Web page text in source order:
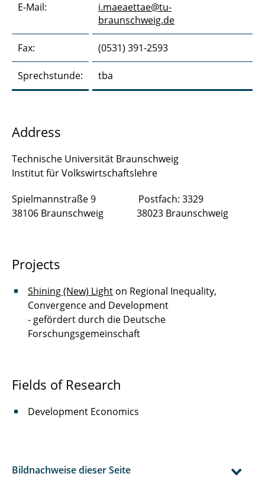
E-Mail:
i.maeaettae@tu-
braunschweig.de
Fax: (0531) 391-2593
Sprechstunde: tba
Address
Technische Universität Braunschweig
Institut für Volkswirtschaftslehre
Spielmannstraße 9 Postfach: 3329
38106 Braunschweig 38023 Braunschweig
Projects
Shining (New) Light on Regional Inequality,
Convergence and Development
- gefördert durch die Deutsche
Forschungsgemeinschaft
Fields of Research
Development Economics
Bildnachweise dieser Seite